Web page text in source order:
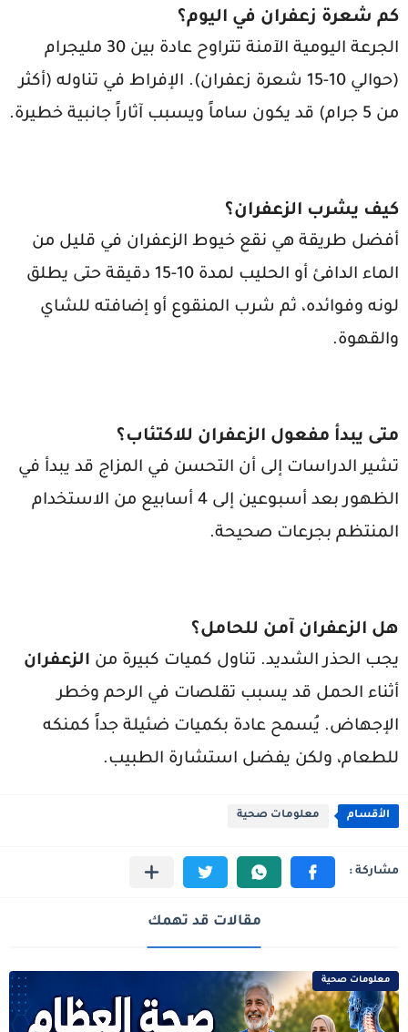
كم شعرة زعفران في اليوم؟
الجرعة اليومية الآمنة تتراوح عادة بين 30 مليجرام
(حوالي 10-15 شعرة زعفران). الإفراط في تناوله (أكثر
من 5 جرام) قد يكون ساماً ويسبب آثاراً جانبية خطيرة.
كيف يشرب الزعفران؟
أفضل طريقة هي نقع خيوط الزعفران في قليل من
الماء الدافئ أو الحليب لمدة 10-15 دقيقة حتى يطلق
لونه وفوائده، ثم شرب المنقوع أو إضافته للشاي
والقهوة.
متى يبدأ مفعول الزعفران للاكتئاب؟
تشير الدراسات إلى أن التحسن في المزاج قد يبدأ في
الظهور بعد أسبوعين إلى 4 أسابيع من الاستخدام
المنتظم بجرعات صحيحة.
هل الزعفران آمن للحامل؟
يجب الحذر الشديد. تناول كميات كبيرة من الزعفران
أثناء الحمل قد يسبب تقلصات في الرحم وخطر
الإجهاض. يُسمح عادة بكميات ضئيلة جداً كمنكه
للطعام، ولكن يفضل استشارة الطبيب.
الأقسام معلومات صحية
مقالات قد تهمك
معلومات صحية